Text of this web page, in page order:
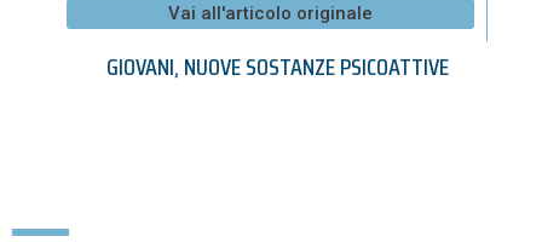
Vai all'articolo originale
GIOVANI,NUOVE SOSTANZE PSICOATTIVE